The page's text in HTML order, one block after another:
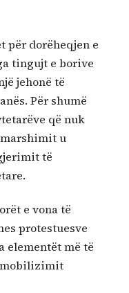
për dorëheqjen e
tingujt e borive
jehonë të
Për shumë
që nuk
u
të
e vona të
protestuesve
elementët më të
mobilizimit